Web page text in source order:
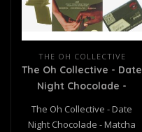
THE OH COLLECTIVE
The Oh Collective - Date
Night Chocolade -
The Oh Collective - Date
Night Chocolade - Matcha